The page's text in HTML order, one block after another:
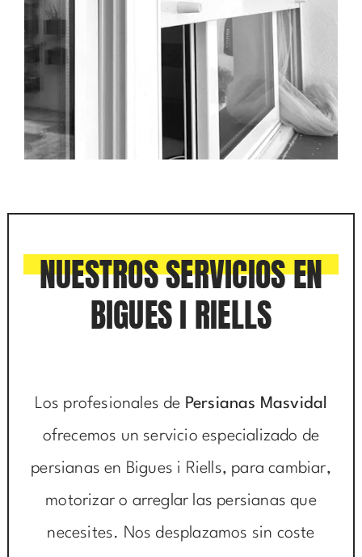
NUESTROS SERVICIOS EN
BIGUES I RIELLS
Los profesionales de Persianas Masvidal
ofrecemos un servicio especializado de
persianas en Bigues i Riells, para cambiar,
motorizar o arreglar las persianas que
necesites. Nos desplazamos sin coste